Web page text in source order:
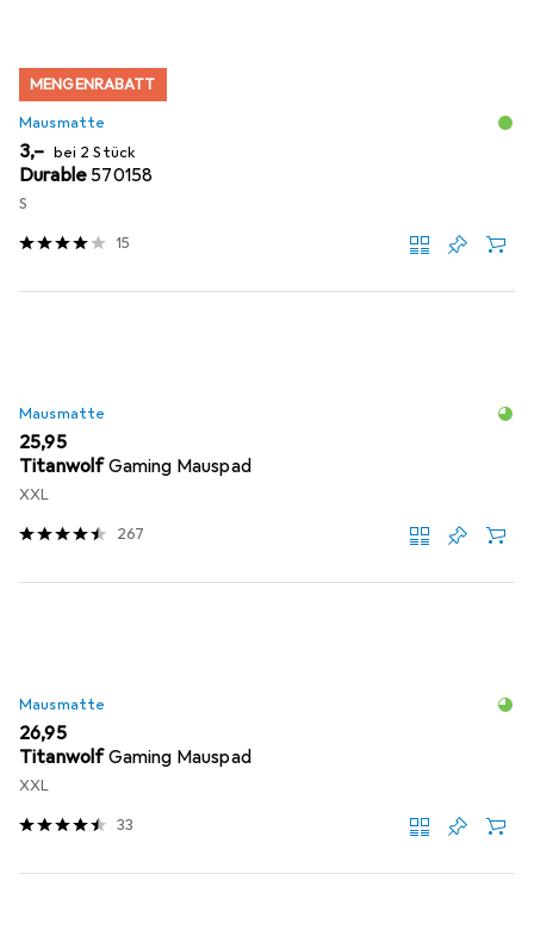
MENGENRABATT
Mausmatte
EUR
3,– bei 2 Stück
Durable570158
S
15
Mausmatte
EUR
25,95
TitanwolfGaming Mauspad
XXL
267
Mausmatte
EUR
26,95
TitanwolfGaming Mauspad
XXL
33